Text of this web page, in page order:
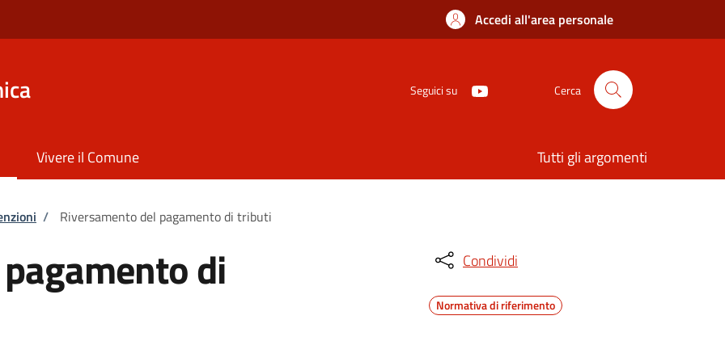
Accedi all'area personale
Seguici su Cerca
Vivere il Comune Tutti gli argomenti
/ Riversamento del pagamento di tributi
di Condividi
Normativa di riferimento